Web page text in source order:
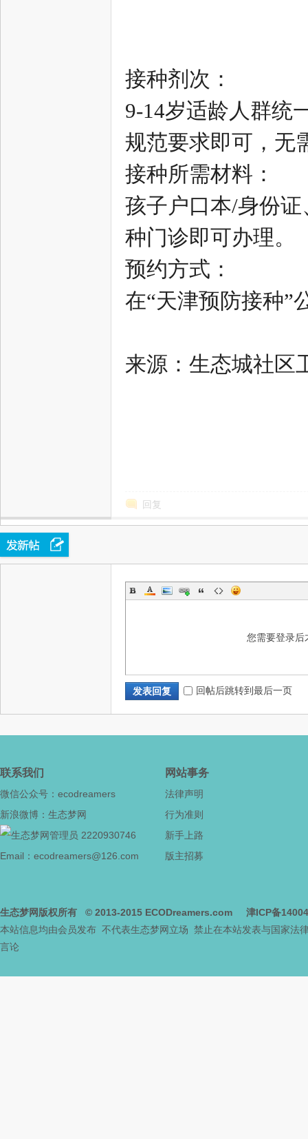
城
区
接种剂次：
9-14岁适龄人群统
规范要求即可，无
接种所需材料：
孩子户口本/身份
种门诊即可办理。
预约方式：
在“天津预防接种”
来源：生态城社区
回复
您需要登录
发表回复 回帖后跳转到最后一页
联系我们
微信公众号：ecodreamers
新浪微博：生态梦网
2220930746
Email：ecodreamers@126.com
网站事务
法律声明
行为准则
新手上路
版主招募
生态梦网版权所有 © 2013-2015 ECODreamers.com
津ICP备
本站信息均由会员发布 不代表生态梦网立场 禁止在本站发表与国家法
言论